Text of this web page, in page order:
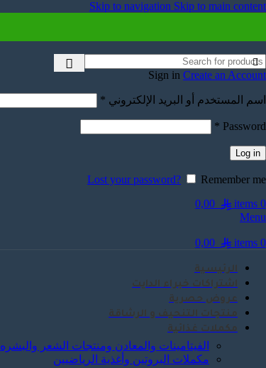
Skip to navigation Skip to main content
Sign in Create an Account
اسم المستخدم أو البريد الإلكتروني *
Password
*
Log in
Lost your password?
Remember me
0
items
0,00
Menu
0
items
0,00
الرئيسية
اشتراكات خبراء الدايت
عروض حصرية
منتجات التنحيف و الرشاقة
مكملات غذائية
الفيتامينات والمعادن ومنتجات الشعر والبشره
مكملات البروتين وأغذية الرياضيين